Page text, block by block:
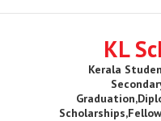
KL
Kerala